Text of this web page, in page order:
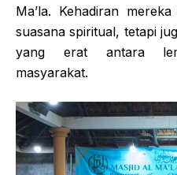
Ma’la. Kehadiran
suasana spiritual, tetapi
yang erat antara
masyarakat.